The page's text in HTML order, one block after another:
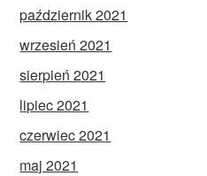
październik 2021
wrzesień 2021
sierpień 2021
lipiec 2021
czerwiec 2021
maj 2021